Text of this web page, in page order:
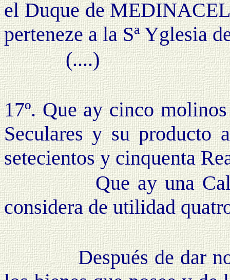
el Duque de
perteneze a la Sª Yglesia
(....)
17º. Que ay cinco
Seculares y su producto
setecientos y cinquenta
Que ay una Caldera
considera de utilidad
Después de dar